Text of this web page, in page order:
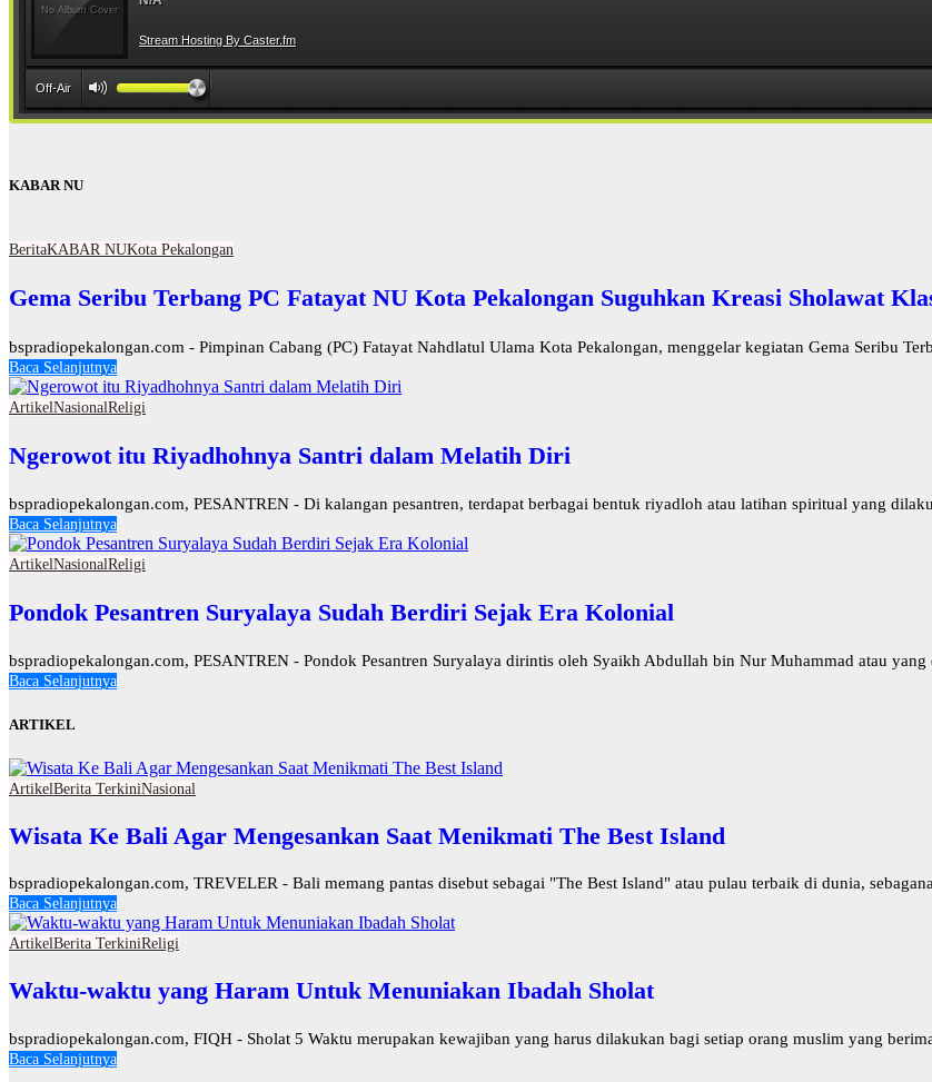
KABAR NU
BeritaKABAR NUKota Pekalongan
Gema Seribu Terbang PC Fatayat NU Kota Pekalongan Suguhkan Kreasi Sholawat
bspradiopekalongan.com - Pimpinan Cabang (PC) Fatayat Nahdlatul Ulama Kota Pekalongan, menggelar kegiatan Gema Seribu
Baca Selanjutnya
ArtikelNasionalReligi
Ngerowot itu Riyadhohnya Santri dalam Melatih Diri
bspradiopekalongan.com, PESANTREN - Di kalangan pesantren, terdapat berbagai bentuk riyadloh atau latihan spiritual yang
Baca Selanjutnya
ArtikelNasionalReligi
Pondok Pesantren Suryalaya Sudah Berdiri Sejak Era Kolonial
bspradiopekalongan.com, PESANTREN - Pondok Pesantren Suryalaya dirintis oleh Syaikh Abdullah bin Nur Muhammad atau
Baca Selanjutnya
ARTIKEL
ArtikelBerita TerkiniNasional
Wisata Ke Bali Agar Mengesankan Saat Menikmati The Best Island
bspradiopekalongan.com, TREVELER - Bali memang pantas disebut sebagai "The Best Island" atau pulau terbaik di dunia,
Baca Selanjutnya
ArtikelBerita TerkiniReligi
Waktu-waktu yang Haram Untuk Menuniakan Ibadah Sholat
bspradiopekalongan.com, FIQH - Sholat 5 Waktu merupakan kewajiban yang harus dilakukan bagi setiap orang muslim yang
Baca Selanjutnya